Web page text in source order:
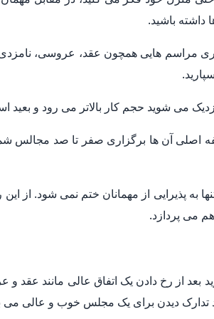
داشته باشید.
مراسم هایی همچون عقد، عروسی،
می شوید حجم کار بالاتر می رود و بعید
اصلی آن ها برگزاری صفر تا صد مجالس
پذیرایی از مهمانان ختم نمی شود. از
می پردازد.
از رخ دادن یک اتفاق عالی مانند عقد و
تدارک دیدن برای یک مجلس خوب و عالی می